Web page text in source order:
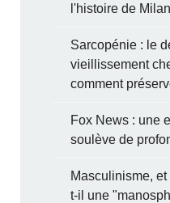
l'histoire de
Sarcopénie : le
vieillissement
comment
Fox News : une
soulève de
Masculinisme,
t-il une